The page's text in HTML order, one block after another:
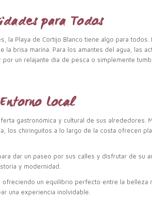
para Todos
Playa de Cortijo Blanco tiene algo para
brisa marina. Para los amantes del agua, las
un relajante día de pesca o simplemente
Local
gastronómica y cultural de sus alrededores.
los chiringuitos a lo largo de la costa ofrecen
dar un paseo por sus calles y disfrutar de su
y modernidad.
un equilibrio perfecto entre la
una experiencia inolvidable.